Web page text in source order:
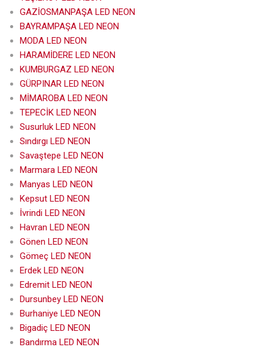
GAZİOSMANPAŞA LED NEON
BAYRAMPAŞA LED NEON
MODA LED NEON
HARAMİDERE LED NEON
KUMBURGAZ LED NEON
GÜRPINAR LED NEON
MİMAROBA LED NEON
TEPECİK LED NEON
Susurluk LED NEON
Sındırgı LED NEON
Savaştepe LED NEON
Marmara LED NEON
Manyas LED NEON
Kepsut LED NEON
İvrindi LED NEON
Havran LED NEON
Gönen LED NEON
Gömeç LED NEON
Erdek LED NEON
Edremit LED NEON
Dursunbey LED NEON
Burhaniye LED NEON
Bigadiç LED NEON
Bandırma LED NEON